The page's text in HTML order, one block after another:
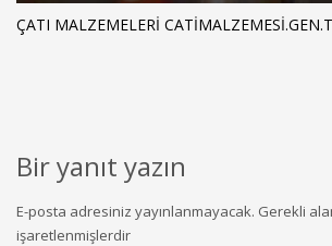
ÇATI MALZEMELERI
Bir yanıt yazın
E-posta adresiniz yayınlanmayacak. Gerekli
işaretlenmişlerdir